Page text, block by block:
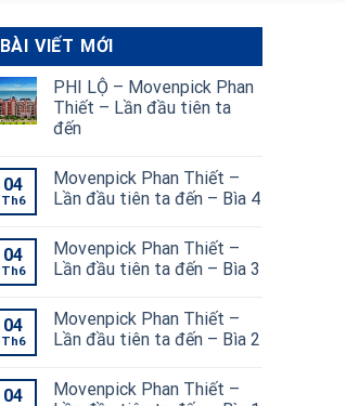
BÀI VIẾT MỚI
PHI LỘ – Movenpick Phan
Thiết – Lần đầu tiên ta
đến
04
Th6
Movenpick Phan Thiết –
Lần đầu tiên ta đến – Bìa 4
04
Th6
Movenpick Phan Thiết –
Lần đầu tiên ta đến – Bìa 3
04
Th6
Movenpick Phan Thiết –
Lần đầu tiên ta đến – Bìa 2
04
Movenpick Phan Thiết –